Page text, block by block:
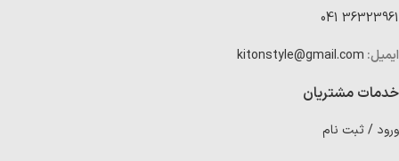
36323961 041
ایمیل: kitonstyle@gmail.com
خدمات مشتریان
ورود / ثبت نام